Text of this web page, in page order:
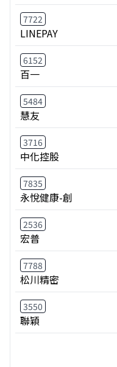
7722
LINEPAY
6152
百一
5484
慧友
3716
中化控股
7835
永悅健康-創
2536
宏普
7788
松川精密
3550
聯穎